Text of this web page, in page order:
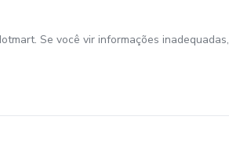
Se você vir informações inadequadas,